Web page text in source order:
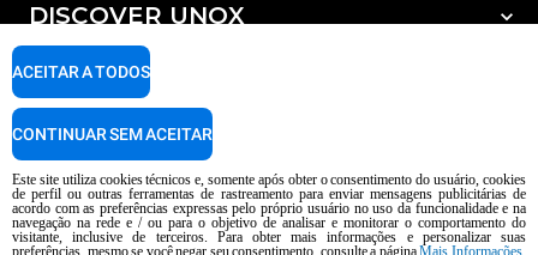
Todos os acessórios
Detergents for automatic washing
Detergents for manual washing
Water treatment with resin filters
DISCOVER UNOX
Os nossos escritórios no mundo
SUPPORT
Garantia Unox
Encontre os Centros Service
AI Content Disclaimer
Privacy policy Cookie policy
Este site utiliza cookies técnicos e, somente após obter o consentimento do usuário, cookies
de perfil ou outras ferramentas de rastreamento para enviar mensagens publicitárias de
acordo com as preferências expressas pelo próprio usuário no uso da funcionalidade e na
navegação na rede e / ou para o objetivo de analisar e monitorar o comportamento do
visitante, inclusive de terceiros. Para obter mais informações e personalizar suas
preferências, mesmo se você negar seu consentimento, consulte a páginaMais Informações
ACEITAR A TODOS
CONTINUAR SEM ACEITAR